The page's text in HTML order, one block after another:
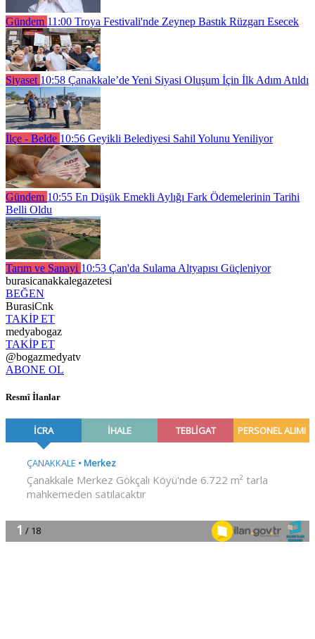
Gündem 11:00 Troya Festivali'nde Zeynep Bastık Rüzgarı Esecek
Siyaset 10:58 Çanakkale’de Yeni Siyasi Oluşum İçin İlk Adım Atıldı
İlçe - Belde 10:56 Geyikli Belediyesi Sahil Yolunu Yeniliyor
Gündem 10:55 En Düşük Emekli Aylığı Fark Ödemelerinin Tarihi
Belli Oldu
Tarım ve Sanayi 10:53 Çan'da Sulama Altyapısı Güçleniyor
burasicanakkalegazetesi
BEĞEN
BurasiCnk
TAKİP ET
medyabogaz
TAKİP ET
@bogazmedyatv
ABONE OL
Resmî İlanlar